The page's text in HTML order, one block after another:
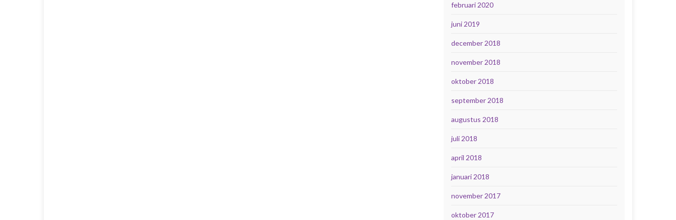
februari 2020
juni 2019
december 2018
november 2018
oktober 2018
september 2018
augustus 2018
juli 2018
april 2018
januari 2018
november 2017
oktober 2017